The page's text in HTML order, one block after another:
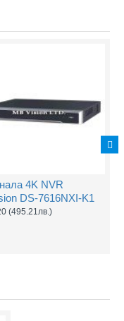
4K NVR
DS-7616NXI-K1
(495.21лв.)